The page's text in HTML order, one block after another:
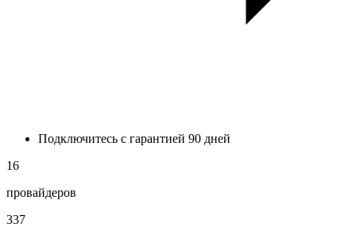
Подключитесь с гарантией 90 дней
16
провайдеров
337